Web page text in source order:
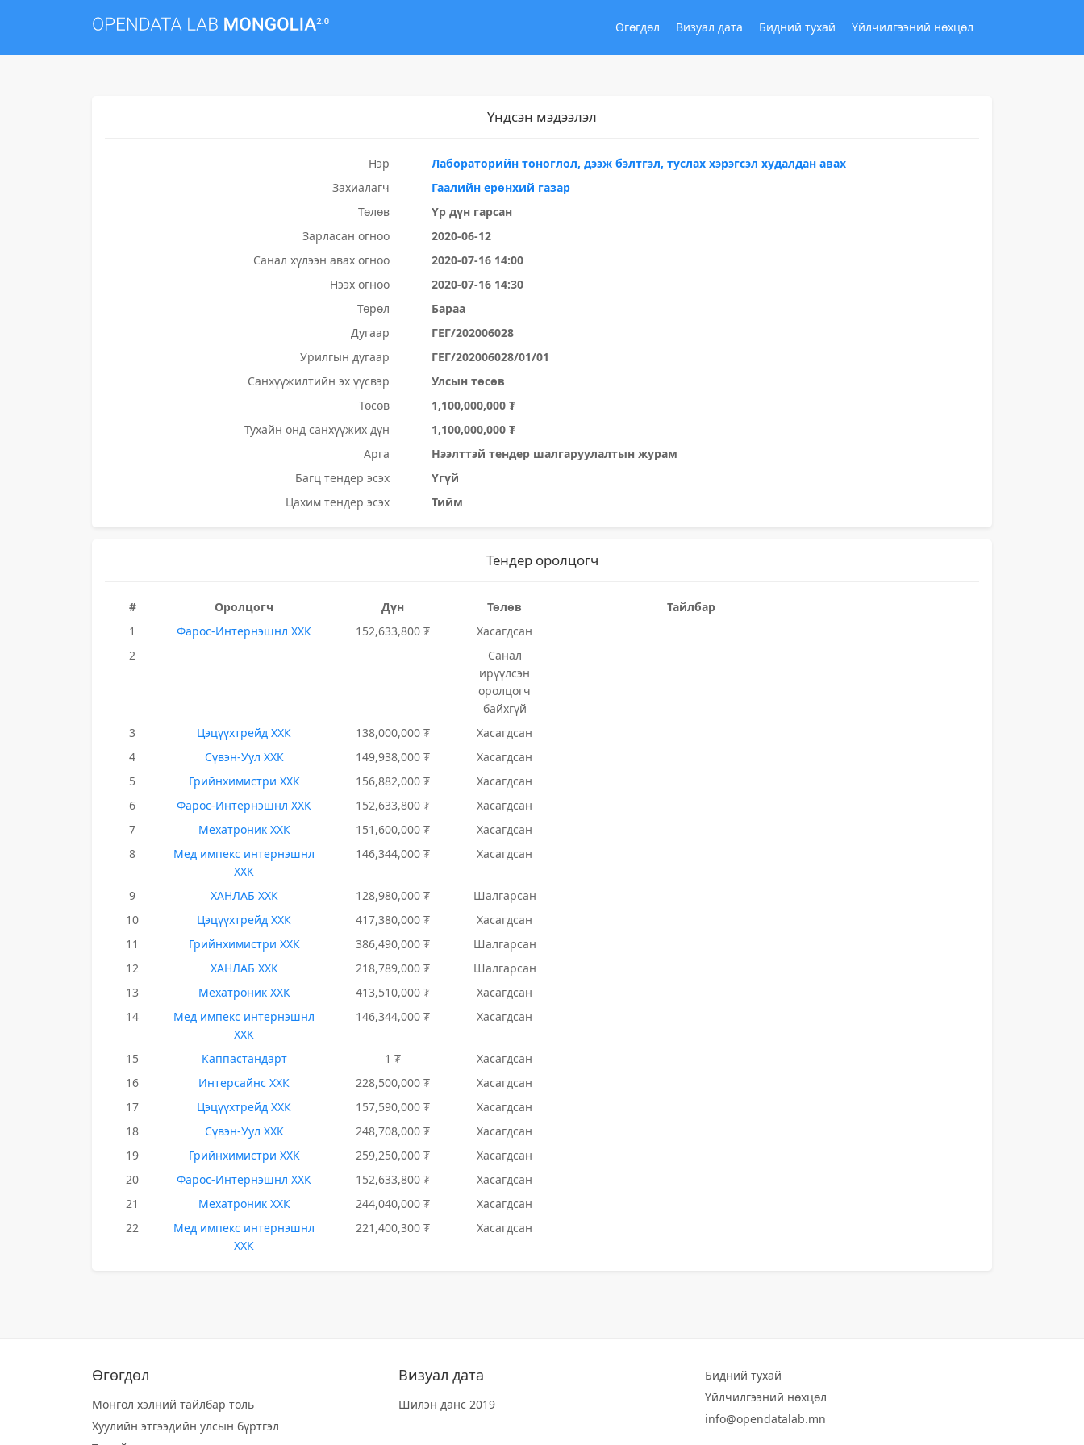
Өгөгдөл Визуал дата Бидний тухай Үйлчилгээний нөхцөл
Үндсэн мэдээлэл
Нэр
Лабораторийн тоноглол, дээж бэлтгэл, туслах хэрэгсэл худалдан авах
Захиалагч
Гаалийн ерөнхий газар
Төлөв
Үр дүн гарсан
Зарласан огноо
2020-06-12
Санал хүлээн авах огноо
2020-07-16 14:00
Нээх огноо
2020-07-16 14:30
Төрөл
Бараа
Дугаар
ГЕГ/202006028
Урилгын дугаар
ГЕГ/202006028/01/01
Санхүүжилтийн эх үүсвэр
Улсын төсөв
Төсөв
1,100,000,000 ₮
Тухайн онд санхүүжих дүн
1,100,000,000 ₮
Арга
Нээлттэй тендер шалгаруулалтын журам
Багц тендер эсэх
Үгүй
Цахим тендер эсэх
Тийм
Тендер оролцогч
# Оролцогч Дүн Төлөв
Тайлбар
1
Фарос-Интернэшнл ХХК 152,633,800 ₮
Хасагдсан
2
Санал
ирүүлсэн
оролцогч
байхгүй
3
Цэцүүхтрейд ХХК 138,000,000 ₮
Хасагдсан
4
Сүвэн-Уул ХХК 149,938,000 ₮
Хасагдсан
5
Грийнхимистри ХХК 156,882,000 ₮
Хасагдсан
6
Фарос-Интернэшнл ХХК 152,633,800 ₮
Хасагдсан
7
Мехатроник ХХК 151,600,000 ₮
Хасагдсан
8
Мед импекс интернэшнл
ХХК
146,344,000 ₮ Хасагдсан
9 ХАНЛАБ ХХК 128,980,000 ₮
Шалгарсан
10
Цэцүүхтрейд ХХК 417,380,000 ₮
Хасагдсан
11
Грийнхимистри ХХК 386,490,000 ₮
Шалгарсан
12
ХАНЛАБ ХХК 218,789,000 ₮
Шалгарсан
13
Мехатроник ХХК 413,510,000 ₮
Хасагдсан
14
Мед импекс интернэшнл
ХХК
146,344,000 ₮ Хасагдсан
15 Каппастандарт 1 ₮
Хасагдсан
16
Интерсайнс ХХК 228,500,000 ₮
Хасагдсан
17
Цэцүүхтрейд ХХК 157,590,000 ₮
Хасагдсан
18
Сүвэн-Уул ХХК 248,708,000 ₮
Хасагдсан
19
Грийнхимистри ХХК 259,250,000 ₮
Хасагдсан
20
Фарос-Интернэшнл ХХК 152,633,800 ₮
Хасагдсан
21
Мехатроник ХХК 244,040,000 ₮
Хасагдсан
22
Мед импекс интернэшнл
ХХК
221,400,300 ₮ Хасагдсан
Өгөгдөл
Монгол хэлний тайлбар толь
Хуулийн этгээдийн улсын бүртгэл
Визуал дата
Шилэн данс 2019
Бидний тухай
Үйлчилгээний нөхцөл
info@opendatalab.mn